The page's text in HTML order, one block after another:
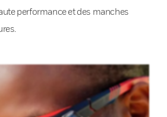
performance et des manches